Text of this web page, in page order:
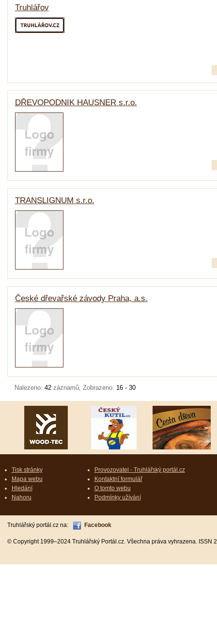
Truhlářov
DŘEVOPODNIK HAUSNER s.r.o.
TRANSLIGNUM s.r.o.
České dřevařské závody Praha, a.s.
Nalezeno: 42 záznamů, Zobrazeno: 16 - 30
Tisk stránky
Mapa webu
Hledání
Nahoru
Provozovatel - Truhlářský portál.cz
Kontaktní formulář
O tomto webu
Podmínky užívání
Truhlářský portál.cz na: Facebook
© Copyright 1999–2024 Truhlářský Portál.cz. Všechna práva vyhrazena.